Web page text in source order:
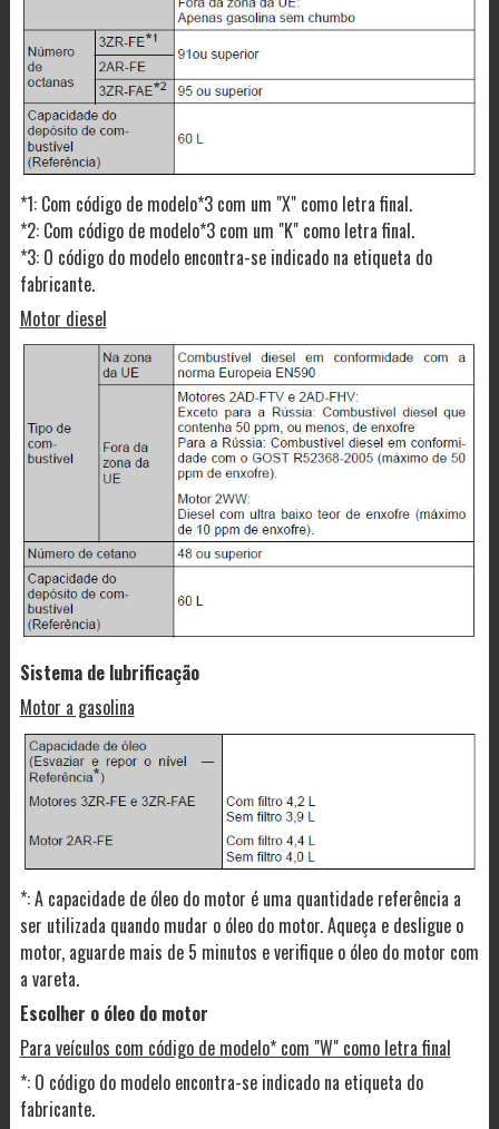
*1: Com código de modelo*3 com um "X" como letra final.
*2: Com código de modelo*3 com um "K" como letra final.
*3: O código do modelo encontra-se indicado na etiqueta do
fabricante.
Motor diesel
Sistema de lubrificação
Motor a gasolina
*: A capacidade de óleo do motor é uma quantidade referência a
ser utilizada quando mudar o óleo do motor. Aqueça e desligue o
motor, aguarde mais de 5 minutos e verifique o óleo do motor com
a vareta.
Escolher o óleo do motor
Para veículos com código de modelo* com "W" como letra final
*: O código do modelo encontra-se indicado na etiqueta do
fabricante.